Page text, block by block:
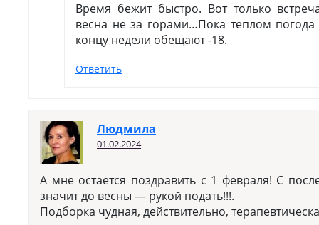
Время бежит быстро. Вот только
весна не за горами…Пока теплом
концу недели обещают -18.
Ответить
Людмила
01.02.2024
А мне остается поздравить с 1 февраля! С
значит до весны — рукой подать!!!.
Подборка чудная, действительно,